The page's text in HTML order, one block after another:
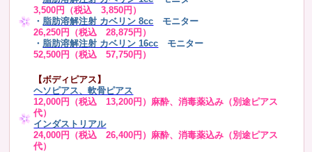
3,500円（税込 3,850円）
・ 脂肪溶解注射 カベリン 8cc モニター
26,250円（税込 28,875円）
・ 脂肪溶解注射 カベリン 16cc
モニター
52,500円（税込 57,750円）
【ボディピアス】
ヘソピアス、軟骨ピアス
12,000円（税込 13,200円）麻酔、消毒薬込み（別途ピアス
代）
インダストリアル
24,000円（税込 26,400円）麻酔、消毒薬込み（別途ピアス
代）